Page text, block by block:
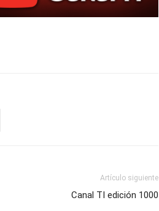
Artículo siguiente
Canal TI edición 1000